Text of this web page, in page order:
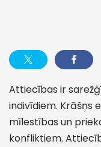
Attiecības ir
indivīdiem. Krāšņs
mīlestības un
konfliktiem.